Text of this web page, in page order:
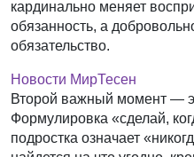
кардинально меняет
обязанность, а
обязательство.
Новости МирТесен
Второй важный момент —
Формулировка «сделай,
подростка означает